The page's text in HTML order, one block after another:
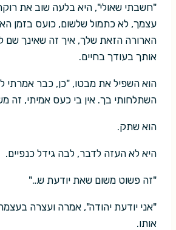
"חשבתי שאולי", היא בלעה שוב את
עצמך, לא כתמול שלשום, כועס בזמן
הארורה הזאת שלך, איך זה שאינך שם
אותך בעודך בחיים.
הוא השפיל את מבטו, "כן, כבר אמרתי
השתלחותי בך. אין בי כעס אמיתי, זה
הוא שתק.
היא לא העזה לדבר, לבה גידל כנפיים.
"זה פשוט משום שאת יודעת ש…"
"אני יודעת יהודה", אמרה ועצרה
אותו.